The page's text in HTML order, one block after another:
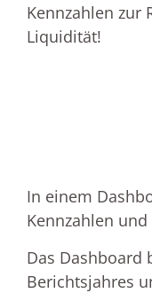
Kennzahlen zur
Liquidität!
In einem
Kennzahlen
Das Dashboard
Berichtsjahres